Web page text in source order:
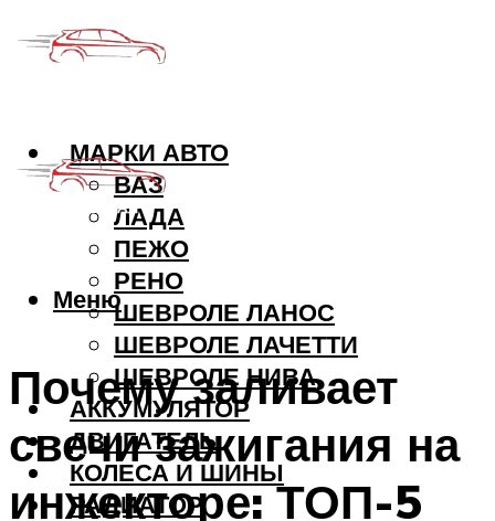
МАРКИ АВТО
ВАЗ
ЛАДА
ПЕЖО
РЕНО
ШЕВРОЛЕ ЛАНОС
ШЕВРОЛЕ ЛАЧЕТТИ
ШЕВРОЛЕ НИВА
АККУМУЛЯТОР
ДВИГАТЕЛЬ
КОЛЕСА И ШИНЫ
РАДИАТОР
Меню
Почему заливает
свечи зажигания на
инжекторе: ТОП-5